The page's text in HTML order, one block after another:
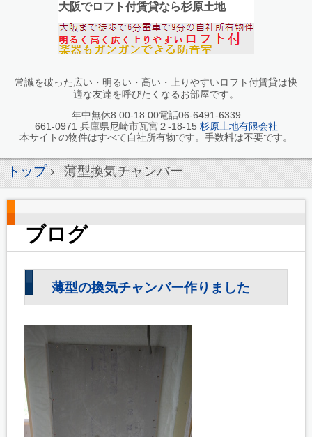
大阪でロフト付賃貸なら杉原土地
常識を破った広い・明るい・高い・上りやすいロフト付賃貸は快
適な友達を呼びたくなるお部屋です。
年中無休8:00-18:00電話06-6491-6339
661-0971 兵庫県尼崎市瓦宮２-18-15 杉原土地有限会社
本サイトの物件はすべて自社所有物です。手数料は不要です。
トップ› 薄型換気チャンバー
ブログ
薄型の換気チャンバー作りました